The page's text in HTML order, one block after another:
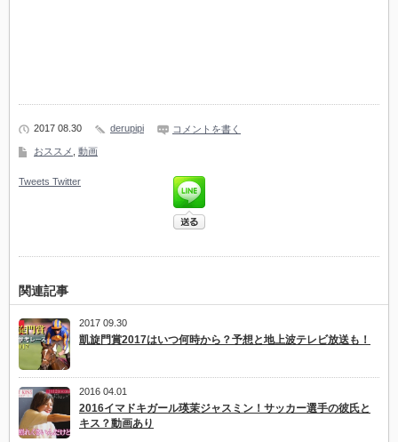
2017 08.30 derupipi コメントを書く
おススメ 動画
Tweets Twitter
関連記事
2017 09.30
凱旋門賞2017はいつ何時から？予想と地上波テレビ放送も！
2016 04.01
2016イマドキガール瑛茉ジャスミン！サッカー選手の彼氏と
キス？動画あり